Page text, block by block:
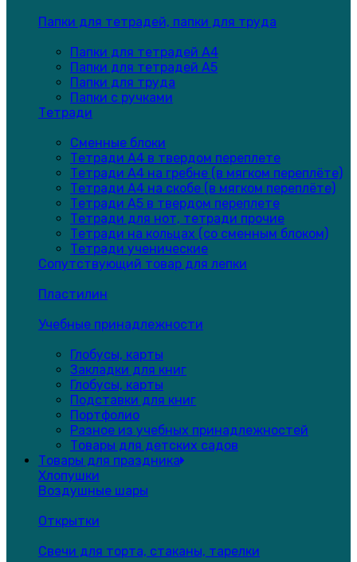
Папки для тетрадей, папки для труда
Папки для тетрадей А4
Папки для тетрадей А5
Папки для труда
Папки с ручками
Тетради
Сменные блоки
Тетради А4 в твердом переплете
Тетради А4 на гребне (в мягком переплёте)
Тетради А4 на скобе (в мягком переплёте)
Тетради А5 в твердом переплете
Тетради для нот, тетради прочие
Тетради на кольцах (со сменным блоком)
Тетради ученические
Сопутствующий товар для лепки
Пластилин
Учебные принадлежности
Глобусы, карты
Закладки для книг
Глобусы, карты
Подставки для книг
Портфолио
Разное из учебных принадлежностей
Товары для детских садов
Товары для праздника
Хлопушки
Воздушные шары
Открытки
Свечи для торта, стаканы, тарелки